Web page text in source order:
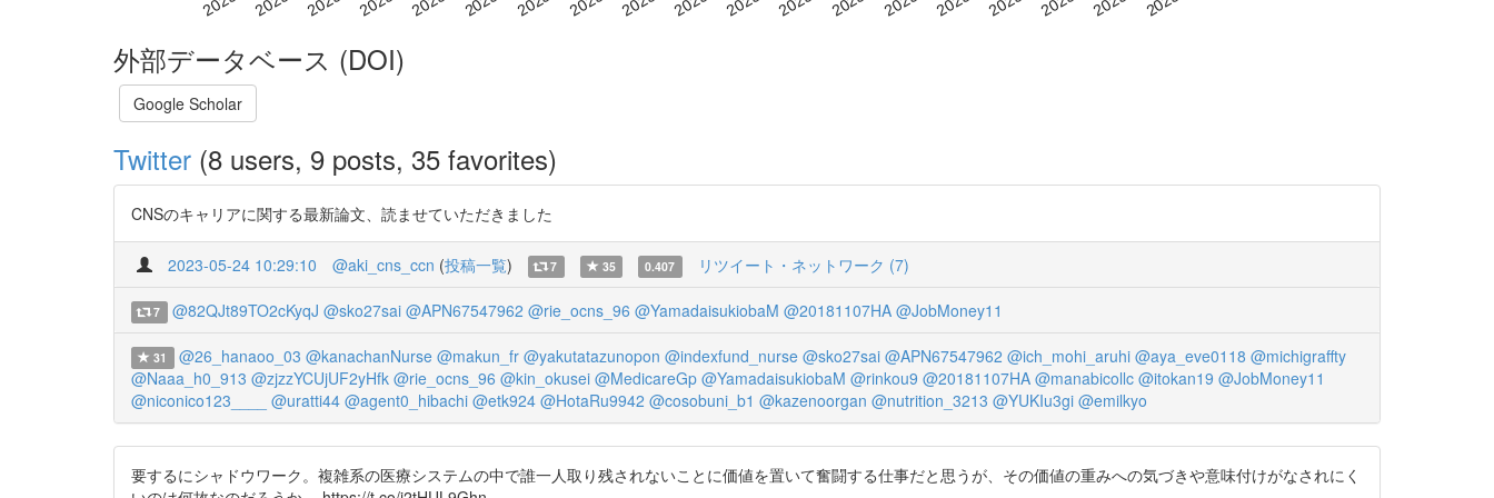
外部データベース (DOI)
Google Scholar
Twitter (8 users, 9 posts, 35 favorites)
CNSのキャリアに関する最新論文、読ませていただきました
2023-05-24 10:29:10 @aki_cns_ccn (投稿一覧) 7 35 0.407 リツイート・ネットワーク (7)
7 @82QJt89TO2cKyqJ @sko27sai @APN67547962 @rie_ocns_96 @YamadaisukiobaM @20181107HA @JobMoney11
31 @26_hanaoo_03 @kanachanNurse @makun_fr @yakutatazunopon @indexfund_nurse @sko27sai @APN67547962 @ich_mohi_aruhi @aya_eve0118 @michigraffty
@Naaa_h0_913 @zjzzYCUjUF2yHfk @rie_ocns_96 @kin_okusei @MedicareGp @YamadaisukiobaM @rinkou9 @20181107HA @manabicollc @itokan19 @JobMoney11
@niconico123____
@uratti44 @agent0_hibachi @etk924 @HotaRu9942 @cosobuni_b1 @kazenoorgan @nutrition_3213 @YUKIu3gi @emilkyo
要するにシャドウワーク。複雑系の医療システムの中で誰一人取り残されないことに価値を置いて奮闘する仕事だと思うが、その価値の重みへの気づきや意味付けがなされにく